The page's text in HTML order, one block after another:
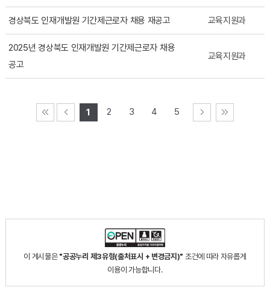
경상북도 인재개발원 기간제근로자 채용 재공고 교육지원과
2025년 경상북도 인재개발원 기간제근로자 채용
공고
교육지원과
1 2 3 4 5
이 게시물은 "공공누리 제3유형(출처표시 + 변경금지)" 조건에 따라 자유롭게
이용이 가능합니다.